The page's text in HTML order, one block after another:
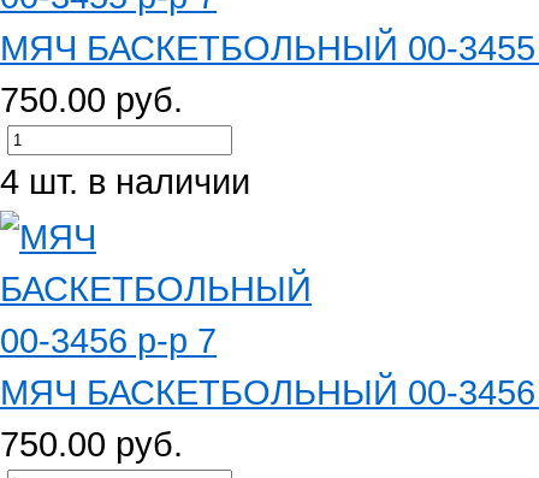
МЯЧ БАСКЕТБОЛЬНЫЙ 00-3455
750.00 руб.
4 шт. в наличии
МЯЧ БАСКЕТБОЛЬНЫЙ 00-3456
750.00 руб.